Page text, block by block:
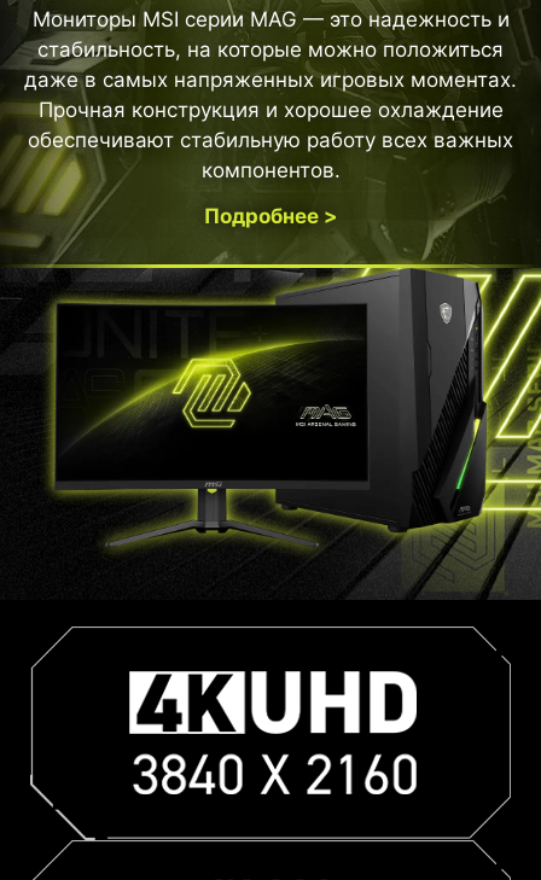
Мониторы MSI серии MAG — это надежность и
стабильность, на которые можно положиться
даже в самых напряженных игровых моментах.
Прочная конструкция и хорошее охлаждение
обеспечивают стабильную работу всех важных
компонентов.
Подробнее >